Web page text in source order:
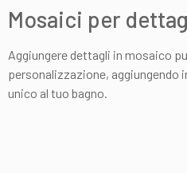
Mosaici per
Aggiungere dettagli in mosaico
personalizzazione, aggiungendo
unico al tuo bagno.